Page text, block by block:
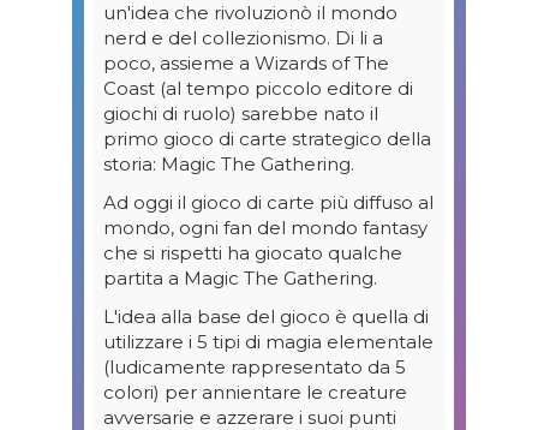
un'idea che rivoluzionò il mondo
nerd e del collezionismo. Di li a
poco, assieme a Wizards of The
Coast (al tempo piccolo editore di
giochi di ruolo) sarebbe nato il
primo gioco di carte strategico della
storia: Magic The Gathering.
Ad oggi il gioco di carte più diffuso al
mondo, ogni fan del mondo fantasy
che si rispetti ha giocato qualche
partita a Magic The Gathering.
L'idea alla base del gioco è quella di
utilizzare i 5 tipi di magia elementale
(ludicamente rappresentato da 5
colori) per annientare le creature
avversarie e azzerare i suoi punti